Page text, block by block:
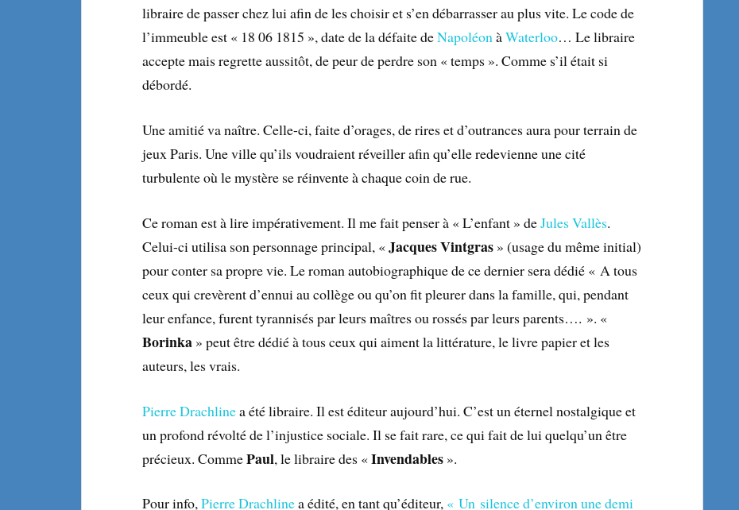
libraire de passer chez lui afin de les choisir et s’en débarrasser au plus vite. Le code de
l’immeuble est « 18 06 1815 », date de la défaite deNapoléonàWaterloo… Le libraire
accepte mais regrette aussitôt, de peur de perdre son « temps ». Comme s’il était si
débordé.
Une amitié va naître. Celle-ci, faite d’orages, de rires et d’outrances aura pour terrain de
jeux Paris. Une ville qu’ils voudraient réveiller afin qu’elle redevienne une cité
turbulente où le mystère se réinvente à chaque coin de rue.
Ce roman est à lire impérativement. Il me fait penser à « L’enfant » deJules Vallès.
Celui-ci utilisa son personnage principal, «Jacques Vintgras » (usage du même initial)
pour conter sa propre vie. Le roman autobiographique de ce dernier sera dédié « A tous
ceux qui crevèrent d’ennui au collège ou qu’on fit pleurer dans la famille, qui, pendant
leur enfance, furent tyrannisés par leurs maîtres ou rossés par leurs parents…. ». «
Borinka » peut être dédié à tous ceux qui aiment la littérature, le livre papier et les
auteurs, les vrais.
Pierre Drachlinea été libraire. Il est éditeur aujourd’hui. C’est un éternel nostalgique et
un profond révolté de l’injustice sociale. Il se fait rare, ce qui fait de lui quelqu’un être
précieux. CommePaul, le libraire des «Invendables ».
Pour info,Pierre Drachlinea édité, en tant qu’éditeur, « Un silence d’environ une demi